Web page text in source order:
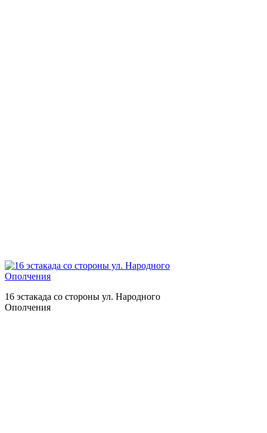
16 эстакада со стороны ул. Народного
Ополчения